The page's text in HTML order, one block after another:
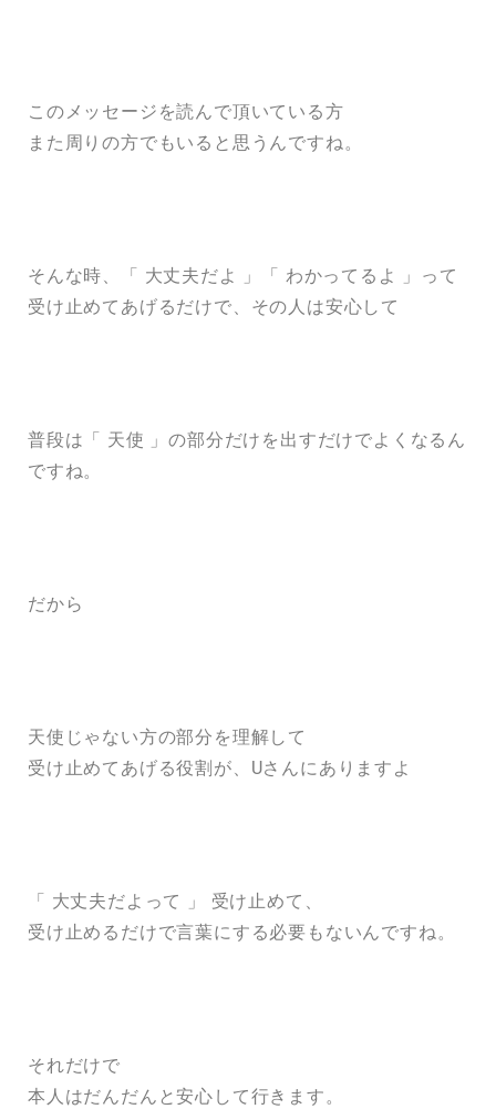
このメッセージを読んで頂いている方
また周りの方でもいると思うんですね。
そんな時、「 大丈夫だよ 」「 わかってるよ 」って
受け止めてあげるだけで、その人は安心して
普段は「 天使 」の部分だけを出すだけでよくなるん
ですね。
だから
天使じゃない方の部分を理解して
受け止めてあげる役割が、Uさんにありますよ
「 大丈夫だよって 」 受け止めて、
受け止めるだけで言葉にする必要もないんですね。
それだけで
本人はだんだんと安心して行きます。